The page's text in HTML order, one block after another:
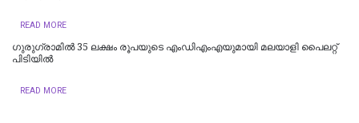
READ MORE
ഗുരുഗ്രാമിൽ 35 ലക്ഷം രൂപയുടെ എംഡിഎംഎയുമായി മലയാളി പൈലറ്റ്
പിടിയില്‍
READ MORE